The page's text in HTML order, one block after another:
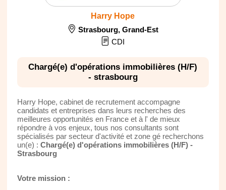
Harry Hope
Strasbourg, Grand-Est
CDI
Chargé(e) d'opérations immobilières (H/F)
- strasbourg
Harry Hope, cabinet de recrutement accompagne
candidats et entreprises dans leurs recherches des
meilleures opportunités en France et à l' de mieux
répondre à vos enjeux, tous nos consultants sont
spécialisés par secteur d'activité et zone gé recherchons
un(e) : Chargé(e) d'opérations immobilières (H/F) -
Strasbourg
Votre mission :